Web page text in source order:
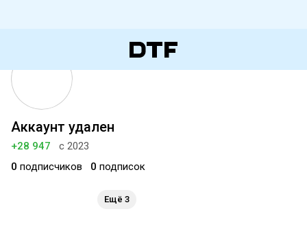
Аккаунт удален
+28 947
с 2023
0 подписчиков 0 подписок
Ещё 3